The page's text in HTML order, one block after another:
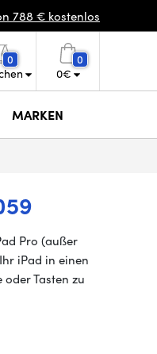
788 € kostenlos
0 0
0€
MARKEN
Pro (außer
iPad in einen
Tasten zu